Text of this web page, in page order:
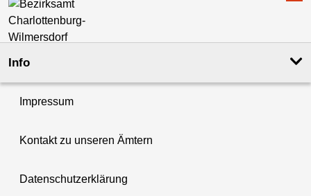
Info
Impressum
Kontakt zu unseren Ämtern
Datenschutzerklärung